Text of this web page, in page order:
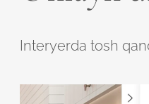
Interyerda tosh